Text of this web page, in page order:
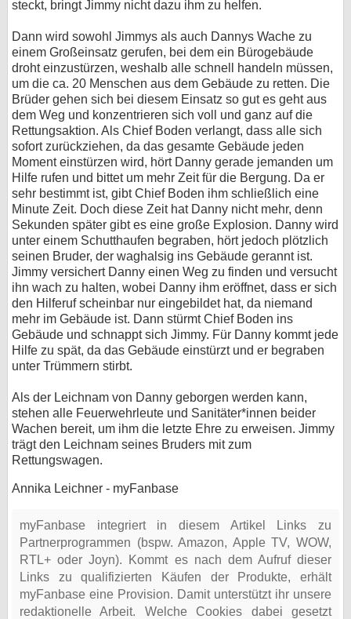
steckt, bringt Jimmy nicht dazu ihm zu helfen.
Dann wird sowohl Jimmys als auch Dannys Wache zu
einem Großeinsatz gerufen, bei dem ein Bürogebäude
droht einzustürzen, weshalb alle schnell handeln müssen,
um die ca. 20 Menschen aus dem Gebäude zu retten. Die
Brüder gehen sich bei diesem Einsatz so gut es geht aus
dem Weg und konzentrieren sich voll und ganz auf die
Rettungsaktion. Als Chief Boden verlangt, dass alle sich
sofort zurückziehen, da das gesamte Gebäude jeden
Moment einstürzen wird, hört Danny gerade jemanden um
Hilfe rufen und bittet um mehr Zeit für die Bergung. Da er
sehr bestimmt ist, gibt Chief Boden ihm schließlich eine
Minute Zeit. Doch diese Zeit hat Danny nicht mehr, denn
Sekunden später gibt es eine große Explosion. Danny wird
unter einem Schutthaufen begraben, hört jedoch plötzlich
seinen Bruder, der waghalsig ins Gebäude gerannt ist.
Jimmy versichert Danny einen Weg zu finden und versucht
ihn wach zu halten, wobei Danny ihm eröffnet, dass er sich
den Hilferuf scheinbar nur eingebildet hat, da niemand
mehr im Gebäude ist. Dann stürmt Chief Boden ins
Gebäude und schnappt sich Jimmy. Für Danny kommt jede
Hilfe zu spät, da das Gebäude einstürzt und er begraben
unter Trümmern stirbt.
Als der Leichnam von Danny geborgen werden kann,
stehen alle Feuerwehrleute und Sanitäter*innen beider
Wachen bereit, um ihm die letzte Ehre zu erweisen. Jimmy
trägt den Leichnam seines Bruders mit zum
Rettungswagen.
Annika Leichner - myFanbase
myFanbase integriert in diesem Artikel Links zu
Partnerprogrammen (bspw. Amazon, Apple TV, WOW,
RTL+ oder Joyn). Kommt es nach dem Aufruf dieser
Links zu qualifizierten Käufen der Produkte, erhält
myFanbase eine Provision. Damit unterstützt ihr unsere
redaktionelle Arbeit. Welche Cookies dabei gesetzt